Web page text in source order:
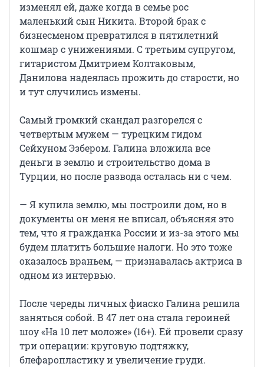
изменял ей, даже когда в семье рос
маленький сын Никита. Второй брак с
бизнесменом превратился в пятилетний
кошмар с унижениями. С третьим супругом,
гитаристом Дмитрием Колтаковым,
Данилова надеялась прожить до старости, но
и тут случились измены.
Самый громкий скандал разгорелся с
четвертым мужем — турецким гидом
Сейхуном Эзбером. Галина вложила все
деньги в землю и строительство дома в
Турции, но после развода осталась ни с чем.
— Я купила землю, мы построили дом, но в
документы он меня не вписал, объясняя это
тем, что я гражданка России и из-за этого мы
будем платить большие налоги. Но это тоже
оказалось враньем, — признавалась актриса в
одном из интервью.
После череды личных фиаско Галина решила
заняться собой. В 47 лет она стала героиней
шоу «На 10 лет моложе» (16+). Ей провели сразу
три операции: круговую подтяжку,
блефаропластику и увеличение груди.